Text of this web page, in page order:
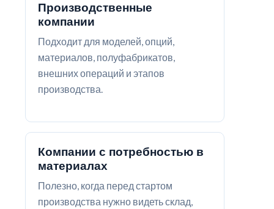
Производственные
компании
Подходит для моделей, опций,
материалов, полуфабрикатов,
внешних операций и этапов
производства.
Компании с потребностью в
материалах
Полезно, когда перед стартом
производства нужно видеть склад,